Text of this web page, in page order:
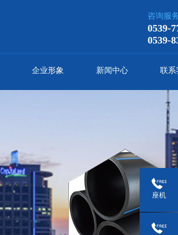
咨询服
0539-
0539-
企业形象 新闻中心 联系
座机